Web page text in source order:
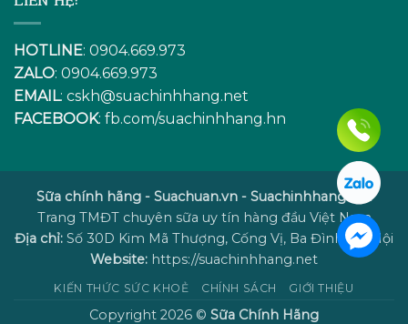
LIÊN HỆ:
HOTLINE: 0904.669.973
ZALO: 0904.669.973
EMAIL: cskh@suachinhhang.net
FACEBOOK: fb.com/suachinhhang.hn
Sữa chính hãng - Suachuan.vn - Suachinhhang.net
Trang TMĐT chuyên sữa uy tín hàng đầu Việt Nam
Địa chỉ: Số 30D Kim Mã Thượng, Cống Vị, Ba Đình, Hà Nội
Website: https://suachinhhang.net
KIẾN THỨC SỨC KHOẺ CHÍNH SÁCH GIỚI THIỆU
Copyright 2026 © Sữa Chính Hãng